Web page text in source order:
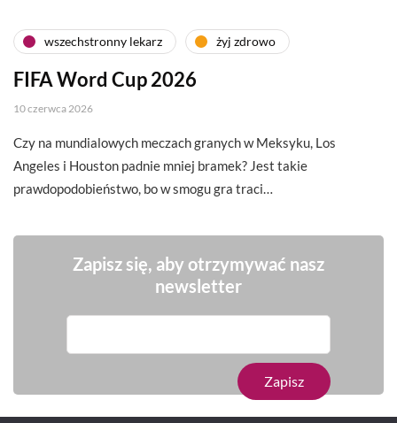
wszechstronny lekarz żyj zdrowo
FIFA Word Cup 2026
10 czerwca 2026
Czy na mundialowych meczach granych w Meksyku, Los
Angeles i Houston padnie mniej bramek? Jest takie
prawdopodobieństwo, bo w smogu gra traci…
Zapisz się, aby otrzymywać nasz
newsletter